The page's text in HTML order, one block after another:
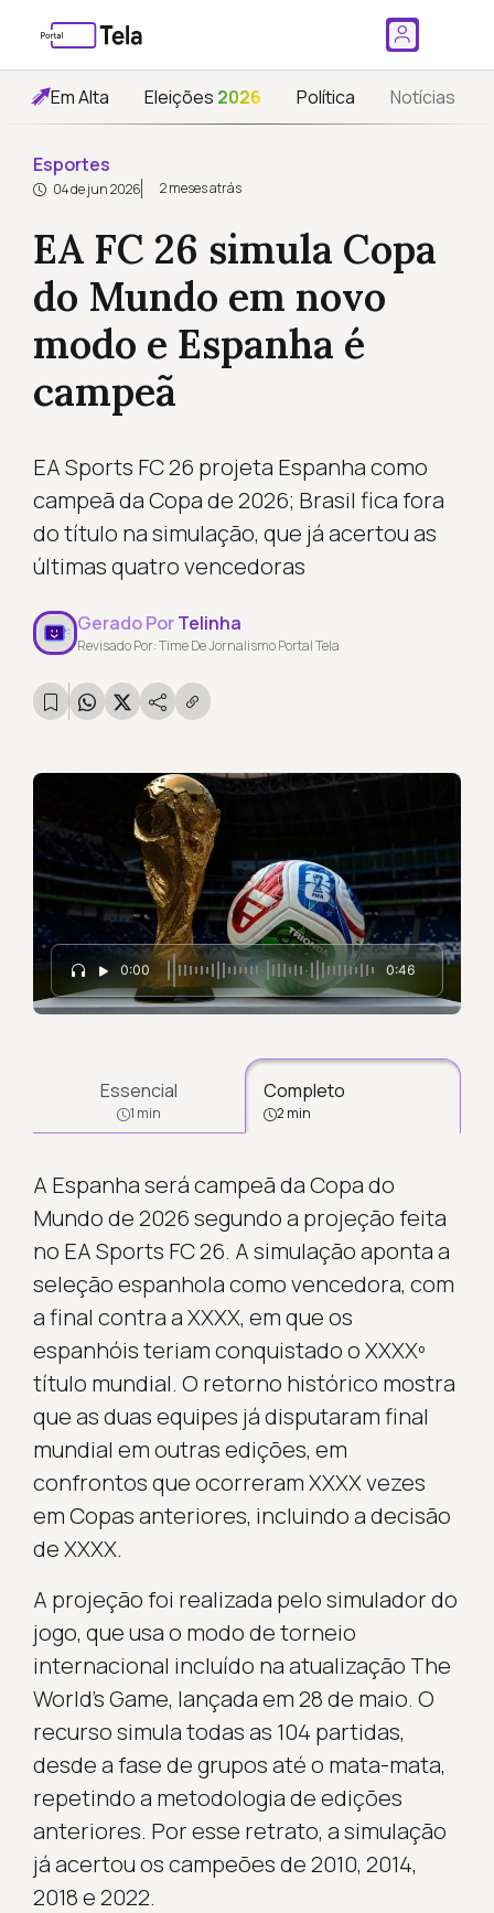
Em Alta Eleições 2026 Política Notícias
Esportes
04 de jun 2026 2 meses atrás
EA FC 26 simula Copa
do Mundo em novo
modo e Espanha é
campeã
EA Sports FC 26 projeta Espanha como
campeã da Copa de 2026; Brasil fica fora
do título na simulação, que já acertou as
últimas quatro vencedoras
Gerado PorTelinha
Revisado Por: Time De Jornalismo Portal Tela
0:00 0:46
Essencial
1 min
Completo
2 min
A Espanha será campeã da Copa do
Mundo de 2026 segundo a projeção feita
no EA Sports FC 26. A simulação aponta a
seleção espanhola como vencedora, com
a final contra a XXXX, em que os
espanhóis teriam conquistado o XXXXº
título mundial. O retorno histórico mostra
que as duas equipes já disputaram final
mundial em outras edições, em
confrontos que ocorreram XXXX vezes
em Copas anteriores, incluindo a decisão
de XXXX.
A projeção foi realizada pelo simulador do
jogo, que usa o modo de torneio
internacional incluído na atualização The
World’s Game, lançada em 28 de maio. O
recurso simula todas as 104 partidas,
desde a fase de grupos até o mata-mata,
repetindo a metodologia de edições
anteriores. Por esse retrato, a simulação
já acertou os campeões de 2010, 2014,
2018 e 2022.